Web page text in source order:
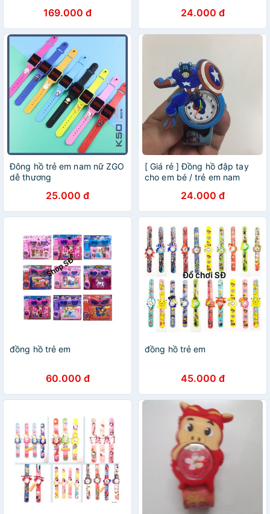
169.000 đ 24.000 đ
Đông hồ trẻ em nam nữ ZGO
dễ thương
25.000 đ
[ Giá rẻ ] Đồng hồ đập tay
cho em bé / trẻ em nam
24.000 đ
đồng hồ trẻ em
60.000 đ
đồng hồ trẻ em
45.000 đ